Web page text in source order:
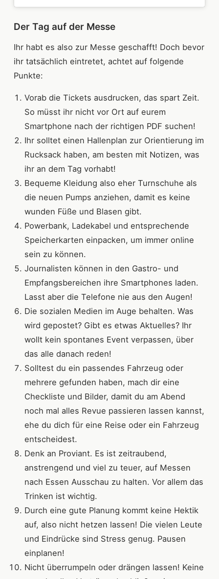
Der Tag auf der Messe
Ihr habt es also zur Messe geschafft! Doch bevor
ihr tatsächlich eintretet, achtet auf folgende
Punkte:
Vorab die Tickets ausdrucken, das spart Zeit.
So müsst ihr nicht vor Ort auf eurem
Smartphone nach der richtigen PDF suchen!
Ihr solltet einen Hallenplan zur Orientierung im
Rucksack haben, am besten mit Notizen, was
ihr an dem Tag vorhabt!
Bequeme Kleidung also eher Turnschuhe als
die neuen Pumps anziehen, damit es keine
wunden Füße und Blasen gibt.
Powerbank, Ladekabel und entsprechende
Speicherkarten einpacken, um immer online
sein zu können.
Journalisten können in den Gastro- und
Empfangsbereichen ihre Smartphones laden.
Lasst aber die Telefone nie aus den Augen!
Die sozialen Medien im Auge behalten. Was
wird gepostet? Gibt es etwas Aktuelles? Ihr
wollt kein spontanes Event verpassen, über
das alle danach reden!
Solltest du ein passendes Fahrzeug oder
mehrere gefunden haben, mach dir eine
Checkliste und Bilder, damit du am Abend
noch mal alles Revue passieren lassen kannst,
ehe du dich für eine Reise oder ein Fahrzeug
entscheidest.
Denk an Proviant. Es ist zeitraubend,
anstrengend und viel zu teuer, auf Messen
nach Essen Ausschau zu halten. Vor allem das
Trinken ist wichtig.
Durch eine gute Planung kommt keine Hektik
auf, also nicht hetzen lassen! Die vielen Leute
und Eindrücke sind Stress genug. Pausen
einplanen!
Nicht überrumpeln oder drängen lassen! Keine